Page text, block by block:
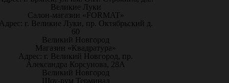
Великие Луки
Салон-магазин «FORMAT»
г. Великие Луки, пр. Октябрьский д.
60
Великий Новгород
Магазин «Квадратура»
Адрес: г. Великий Новгород, пр.
Александра Корсунова, 28А
Великий Новгород
Шоу-рум Терминал